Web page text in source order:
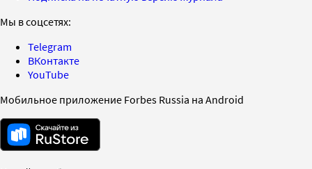
Мы в соцсетях:
Telegram
ВКонтакте
YouTube
Мобильное приложение Forbes Russia на Android